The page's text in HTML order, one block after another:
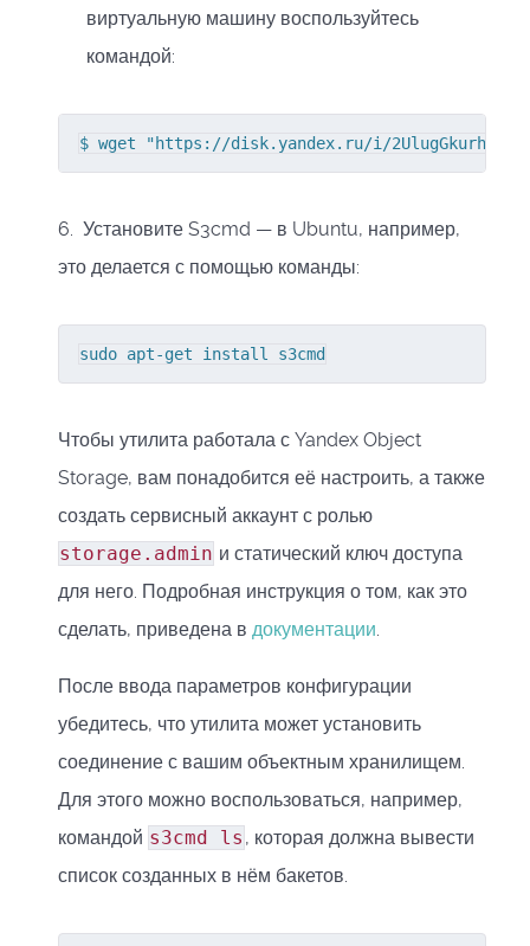
виртуальную машину воспользуйтесь
командой:
$ wget "https://disk.yandex.ru/i/
6. Установите S3cmd — в Ubuntu, например,
это делается с помощью команды:
sudo apt-get install s3cmd
Чтобы утилита работала с Yandex Object
Storage, вам понадобится её настроить, а также
создать сервисный аккаунт с ролью
storage.admin и статический ключ доступа
для него. Подробная инструкция о том, как это
сделать, приведена в документации
После ввода параметров конфигурации
убедитесь, что утилита может установить
соединение с вашим объектным хранилищем.
Для этого можно воспользоваться, например,
командой s3cmd ls , которая должна вывести
список созданных в нём бакетов.